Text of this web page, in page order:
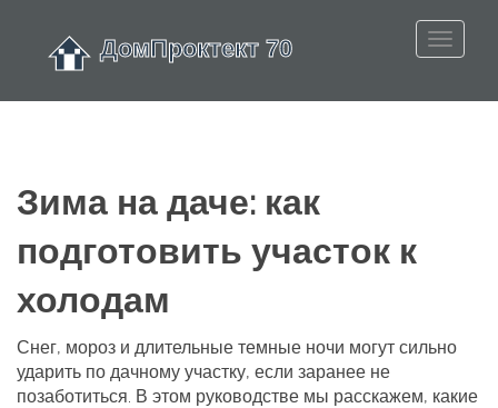
Зима на даче: как
подготовить участок к
холодам
Снег, мороз и длительные темные ночи могут сильно
ударить по дачному участку, если заранее не
позаботиться. В этом руководстве мы расскажем, какие